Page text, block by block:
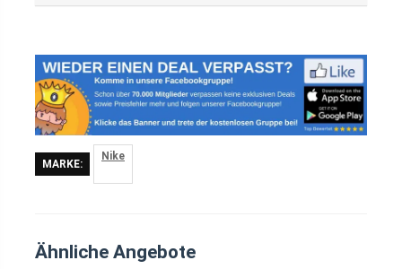
MARKE:
Nike
Ähnliche Angebote